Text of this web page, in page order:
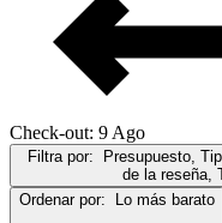
Check-out: 9 Ago
Filtra por: Presupuesto,
de la reseña,
Ordenar por: Lo más barato